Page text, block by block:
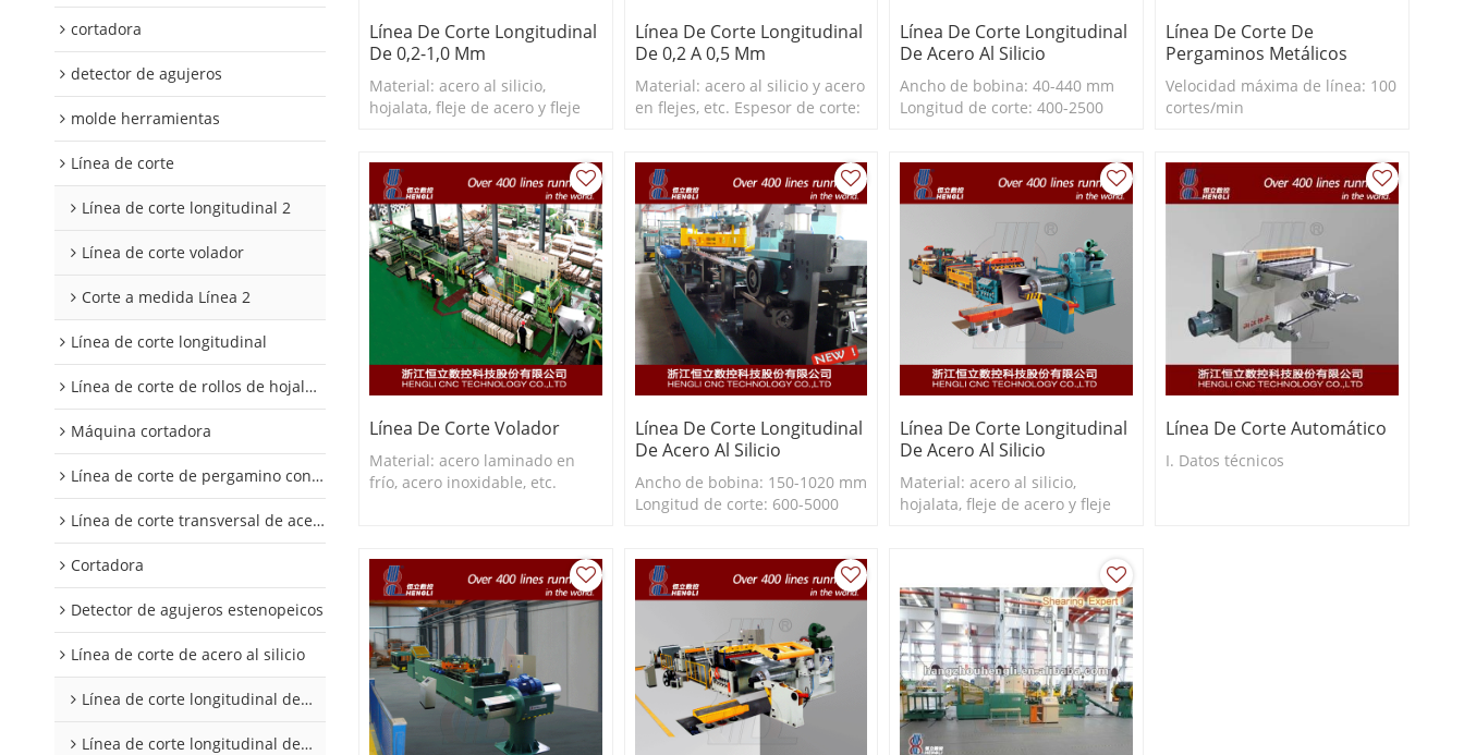
cortadora
detector de agujeros
molde herramientas
Línea de corte
Línea de corte longitudinal 2
Línea de corte volador
Corte a medida Línea 2
Línea de corte longitudinal
Línea de corte de rollos de hojalata y aluminio
Máquina cortadora
Línea de corte de pergamino con control digital
Línea de corte transversal de acero al silicio
Cortadora
Detector de agujeros estenopeicos
Línea de corte de acero al silicio
Línea de corte longitudinal de acero al silicio
Línea de corte longitudinal de acero al silicio
Línea De Corte Longitudinal
De 0,2-1,0 Mm
Material: acero al silicio,
hojalata, fleje de acero y fleje
corte: ≥30 mm
Línea De Corte Longitudinal
De 0,2 A 0,5 Mm
Material: acero al silicio y acero
en flejes, etc. Espesor de corte:
Línea De Corte Longitudinal
De Acero Al Silicio
Ancho de bobina: 40-440 mm
Longitud de corte: 400-2500
m/min
Línea De Corte De
Pergaminos Metálicos
Velocidad máxima de línea: 100
cortes/min
Línea De Corte Volador
Material: acero laminado en
frío, acero inoxidable, etc.
Línea De Corte Longitudinal
De Acero Al Silicio
Ancho de bobina: 150-1020 mm
Longitud de corte: 600-5000
m/min
Línea De Corte Longitudinal
De Acero Al Silicio
Material: acero al silicio,
hojalata, fleje de acero y fleje
Línea De Corte Automático
I. Datos técnicos